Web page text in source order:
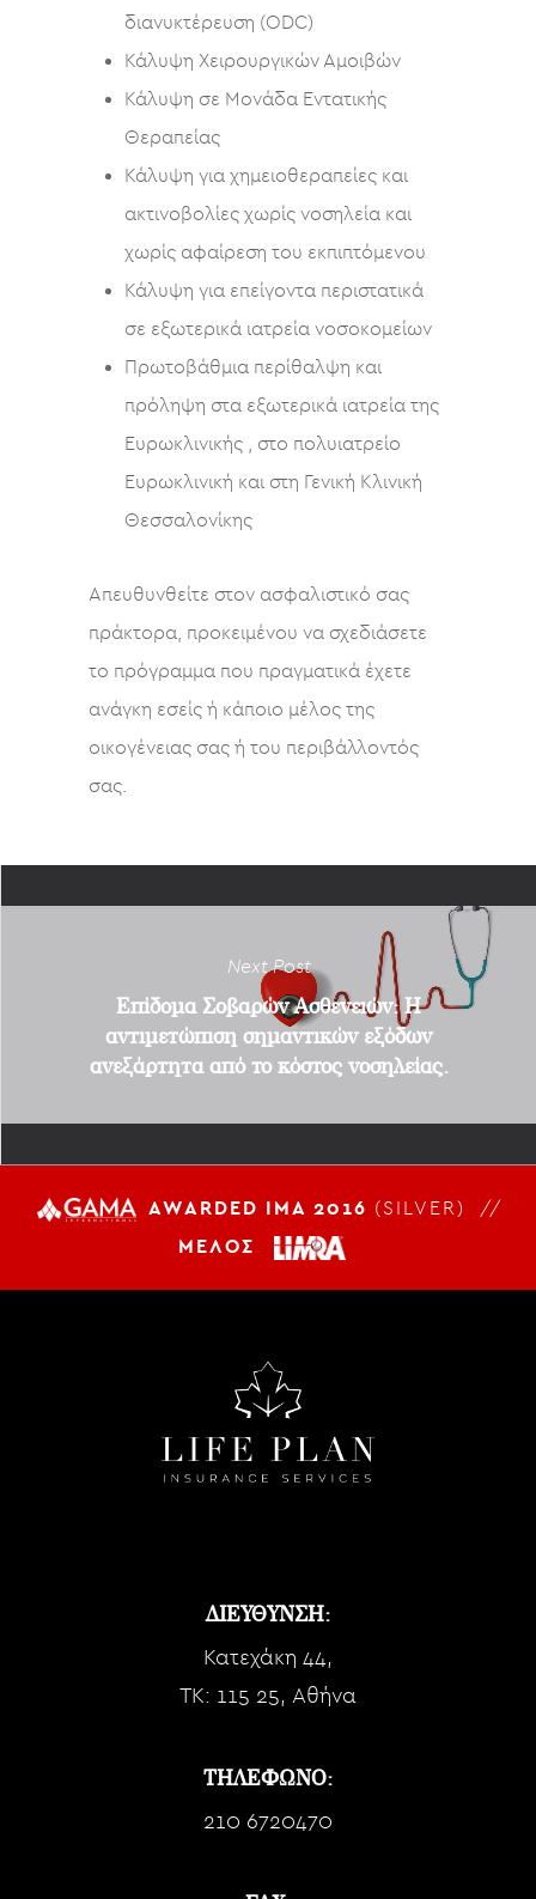
διανυκτέρευση (ODC)
Κάλυψη Χειρουργικών Αμοιβών
Κάλυψη σε Μονάδα Εντατικής
Θεραπείας
Κάλυψη για χημειοθεραπείες και
ακτινοβολίες χωρίς νοσηλεία και
χωρίς αφαίρεση του εκπιπτόμενου
Κάλυψη για επείγοντα περιστατικά
σε εξωτερικά ιατρεία νοσοκομείων
Πρωτοβάθμια περίθαλψη και
πρόληψη στα εξωτερικά ιατρεία της
Ευρωκλινικής , στο πολυιατρείο
Ευρωκλινική και στη Γενική Κλινική
Θεσσαλονίκης
Απευθυνθείτε στον ασφαλιστικό σας
πράκτορα, προκειμένου να σχεδιάσετε
το πρόγραμμα που πραγματικά έχετε
ανάγκη εσείς ή κάποιο μέλος της
οικογένειας σας ή του περιβάλλοντός
σας.
Next Post
Επίδομα Σοβαρών Ασθενειών: Η
αντιμετώπιση σημαντικών εξόδων
ανεξάρτητα από το κόστος νοσηλείας.
AWARDED IMA 2016 (SILVER) //
ΜΕΛΟΣ
ΔΙΕΥΘΥΝΣΗ:
Κατεχάκη 44,
TK: 115 25, Αθήνα
ΤΗΛΕΦΩΝΟ:
210 6720470